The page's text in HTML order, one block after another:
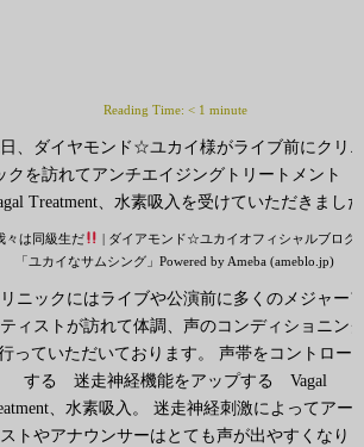
Reading Time: < 1 minute
、ダイヤモンド☆ユカイ様がライブ前にクリ
クを訪れてアンチエイジングトリートメント
Treatment、水素吸入を受けていただきました
々は同級生だ
| ダイアモンド☆ユカイオフィシャルブログ
「ユカイなサムシング」Powered by Ameba (ameblo.jp)
ニックにはライブや公演前に多くのメジャー
ィストが訪れて体調、声のコンディショニン
っていただいております。 声帯をコントロー
する 迷走神経機能をアップする Vagal
、水素吸入。 迷走神経刺激によってアー
ストやアナウンサーはとても声が出やすくなり